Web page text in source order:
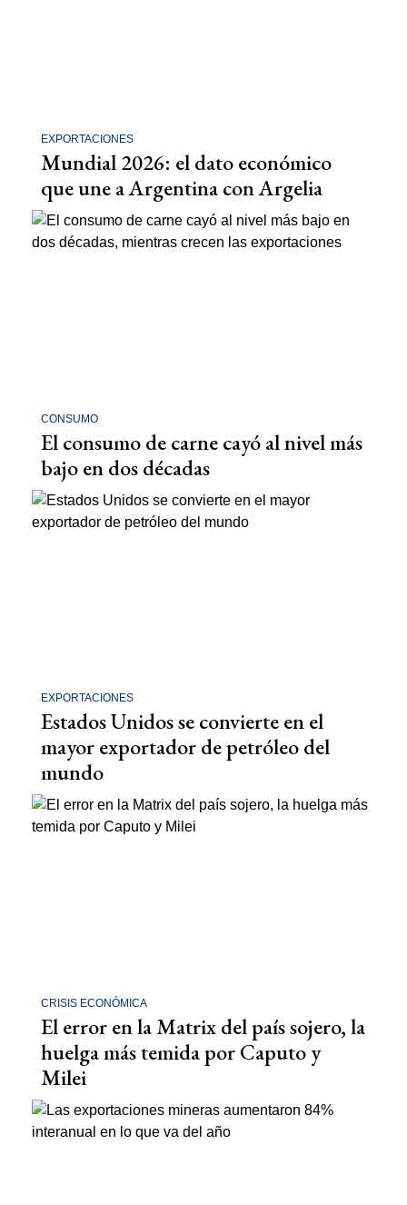
EXPORTACIONES
Mundial 2026: el dato económico
que une a Argentina con Argelia
CONSUMO
El consumo de carne cayó al nivel más
bajo en dos décadas
EXPORTACIONES
Estados Unidos se convierte en el
mayor exportador de petróleo del
mundo
CRISIS ECONÓMICA
El error en la Matrix del país sojero, la
huelga más temida por Caputo y
Milei